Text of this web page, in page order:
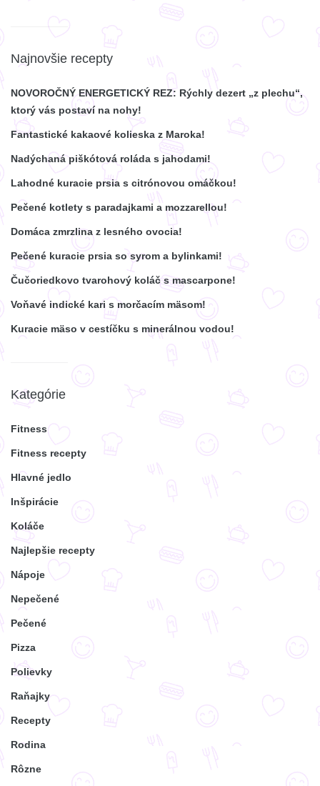
Najnovšie recepty
NOVOROČNÝ ENERGETICKÝ REZ: Rýchly dezert „z plechu“,
ktorý vás postaví na nohy!
Fantastické kakaové kolieska z Maroka!
Nadýchaná piškótová roláda s jahodami!
Lahodné kuracie prsia s citrónovou omáčkou!
Pečené kotlety s paradajkami a mozzarellou!
Domáca zmrzlina z lesného ovocia!
Pečené kuracie prsia so syrom a bylinkami!
Čučoriedkovo tvarohový koláč s mascarpone!
Voňavé indické kari s morčacím mäsom!
Kuracie mäso v cestíčku s minerálnou vodou!
Kategórie
Fitness
Fitness recepty
Hlavné jedlo
Inšpirácie
Koláče
Najlepšie recepty
Nápoje
Nepečené
Pečené
Pizza
Polievky
Raňajky
Recepty
Rodina
Rôzne